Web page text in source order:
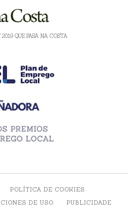
QUE PASA NA COSTA
POLÍTICA DE COOKIES
DE USO
PUBLICIDADE